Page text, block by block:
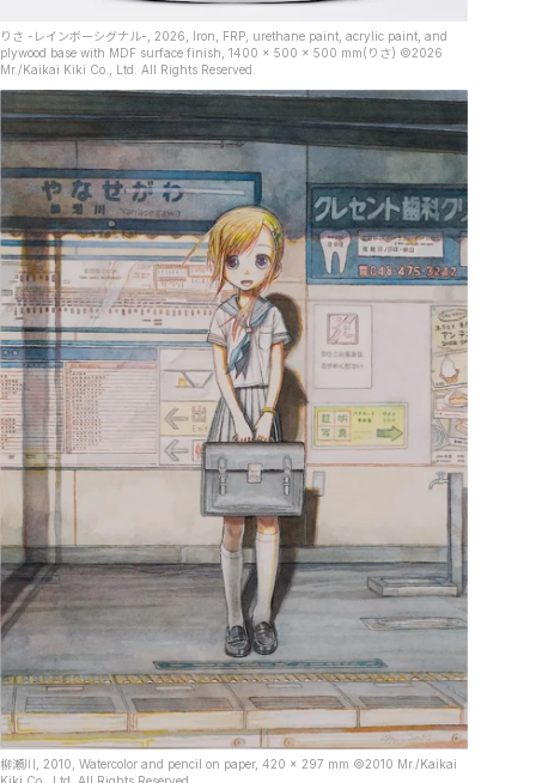
りさ -レインボーシグナル-, 2026, Iron, FRP, urethane paint, acrylic paint, and
plywood base with MDF surface finish, 1400 × 500 × 500 mm(りさ) ©2026
Mr./Kaikai Kiki Co., Ltd. All Rights Reserved.
柳瀬川, 2010, Watercolor and pencil on paper, 420 x 297 mm ©2010 Mr./Kaikai